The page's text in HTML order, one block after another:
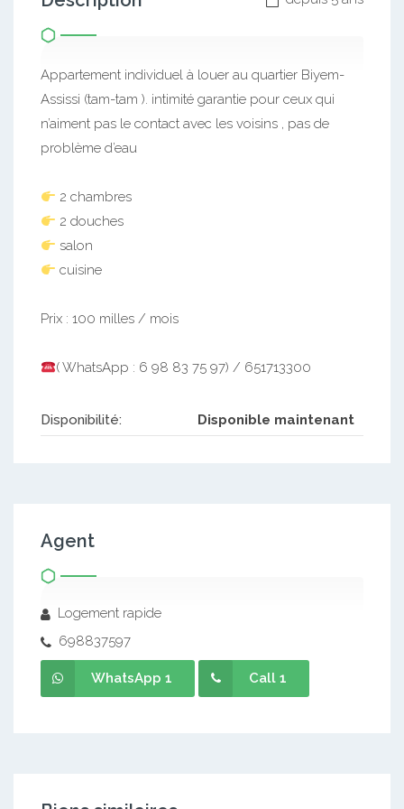
Appartement individuel à louer au quartier Biyem-
Assissi (tam-tam ). intimité garantie pour ceux qui
n’aiment pas le contact avec les voisins , pas de
problème d’eau
2 chambres
2 douches
salon
cuisine
Prix : 100 milles / mois
( WhatsApp : 6 98 83 75 97) / 651713300
Disponibilité: Disponible maintenant
Agent
Logement rapide
698837597
WhatsApp 1 Call 1